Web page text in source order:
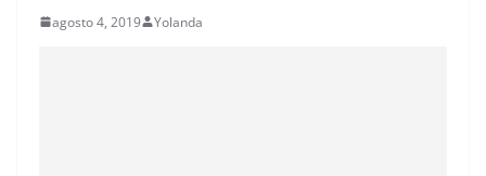
agosto 4, 2019 Yolanda